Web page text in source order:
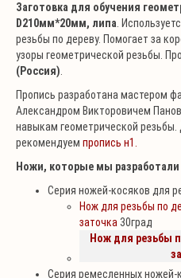
Заготовка для обучения
D210мм*20мм, липа .
резьбы по дереву. Помогает за
узоры геометрической резьбы.
(Россия)
Пропись разработана мастером
Александром Викторовичем
навыкам геометрической резьбы.
рекомендуем пропись н1.
Ножи, которые мы
Серия ножей-косяков для
Нож для резьбы по
заточка 30град
Нож для резьбы
Серия ремесленных ножей-